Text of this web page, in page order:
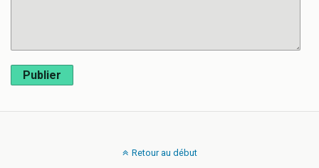
Publier
Retour au début